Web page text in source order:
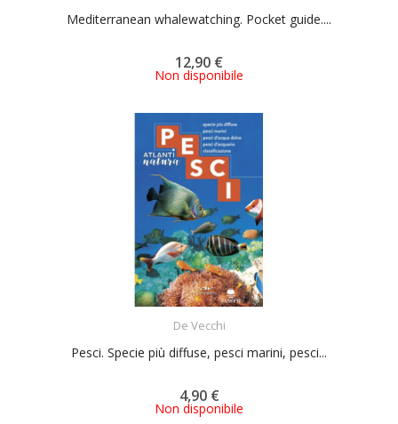
Mediterranean whalewatching. Pocket guide....
12,90 €
Non disponibile
De Vecchi
Pesci. Specie più diffuse, pesci marini, pesci...
4,90 €
Non disponibile